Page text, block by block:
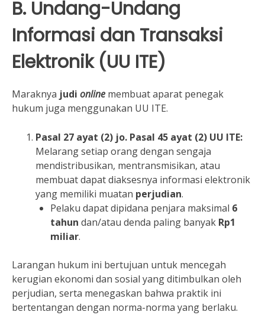
B. Undang-Undang
Informasi dan Transaksi
Elektronik (UU ITE)
Maraknya judi online membuat aparat penegak
hukum juga menggunakan UU ITE.
Pasal 27 ayat (2) jo. Pasal 45 ayat (2) UU ITE:
Melarang setiap orang dengan sengaja
mendistribusikan, mentransmisikan, atau
membuat dapat diaksesnya informasi elektronik
yang memiliki muatan perjudian.
Pelaku dapat dipidana penjara maksimal 6
tahun dan/atau denda paling banyak Rp1
miliar.
Larangan hukum ini bertujuan untuk mencegah
kerugian ekonomi dan sosial yang ditimbulkan oleh
perjudian, serta menegaskan bahwa praktik ini
bertentangan dengan norma-norma yang berlaku.